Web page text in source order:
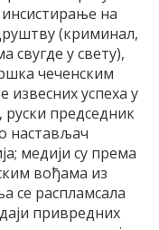
на
(криминал,
свугде у свету),
чеченским
успеха у
председник
настављач
медији су према
вођама из
се распламсала
привредних